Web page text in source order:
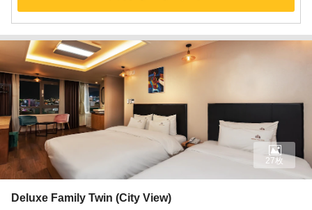
Deluxe Family Twin (City View)
27枚